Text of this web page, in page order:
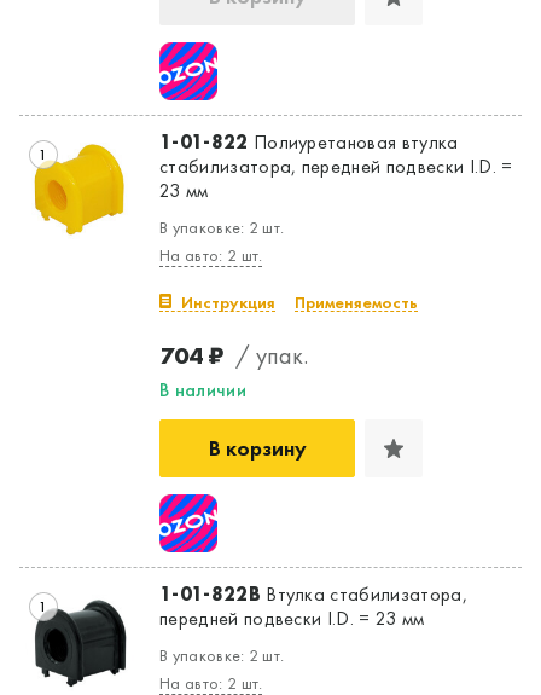
Да, верно Нет, выбрать другой
1 1-01-822 Полиуретановая втулка
стабилизатора, передней подвески I.D. =
23 мм
В упаковке: 2 шт.
На авто: 2 шт.
Инструкция Применяемость
704 ₽ / упак.
В наличии
В корзину
1 1-01-822B Втулка стабилизатора,
передней подвески I.D. = 23 мм
В упаковке: 2 шт.
На авто: 2 шт.